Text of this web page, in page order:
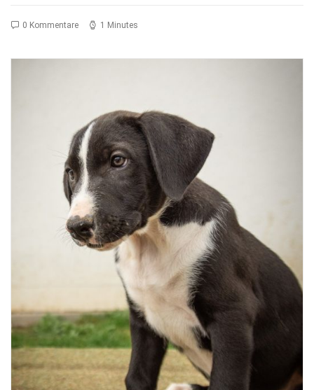
0 Kommentare 1 Minutes